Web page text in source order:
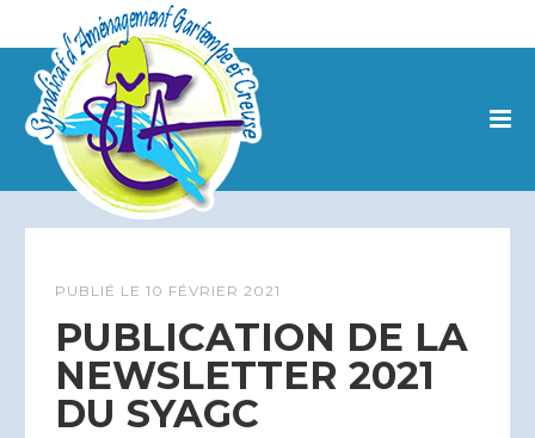
PUBLIÉ LE 10 FÉVRIER 2021
PUBLICATION DE LA
NEWSLETTER 2021
DU SYAGC